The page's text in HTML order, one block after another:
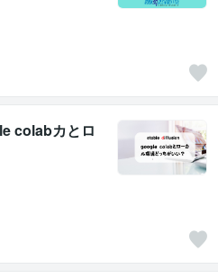
colabカとロ